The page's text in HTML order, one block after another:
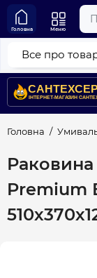
Головна Меню
Головна
Premium
Все про